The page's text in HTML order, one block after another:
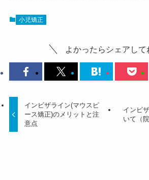
小児矯正
よかったらシェアして
インビザライン(マウスピ
ース矯正)のメリットと注
意点
インビ
いて（